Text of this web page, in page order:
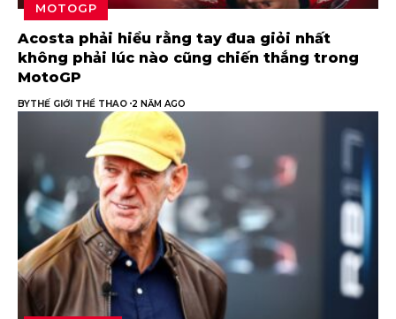
MOTOGP
Acosta phải hiểu rằng tay đua giỏi nhất
không phải lúc nào cũng chiến thắng trong
MotoGP
BYTHẾ GIỚI THỂ THAO 2 NĂM AGO